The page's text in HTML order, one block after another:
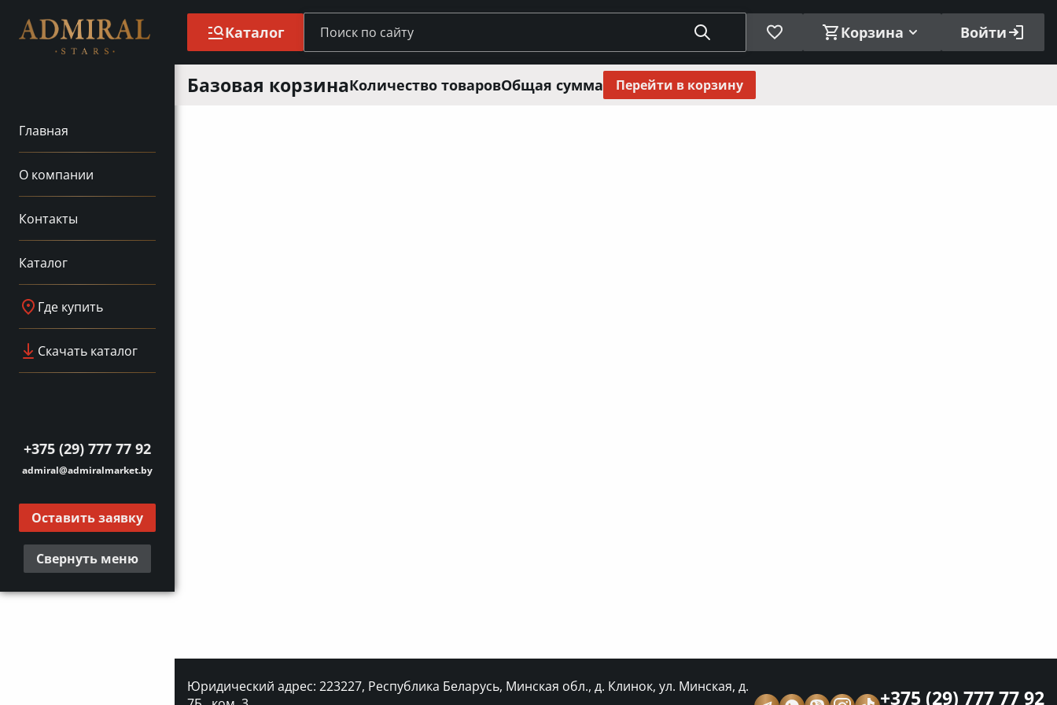
Главная
О компании
Контакты
Каталог
Где купить
Скачать каталог
+375 (29) 777 77 92
admiral@admiralmarket.by
Оставить заявку
Свернуть меню
Каталог Корзина Войти
Базовая корзинаКоличество товаровОбщая сумма Перейти в корзину
Юридический адрес: 223227, Республика Беларусь, Минская обл., д. Клинок, ул. Минская, д.
+375 (29) 777 77 92